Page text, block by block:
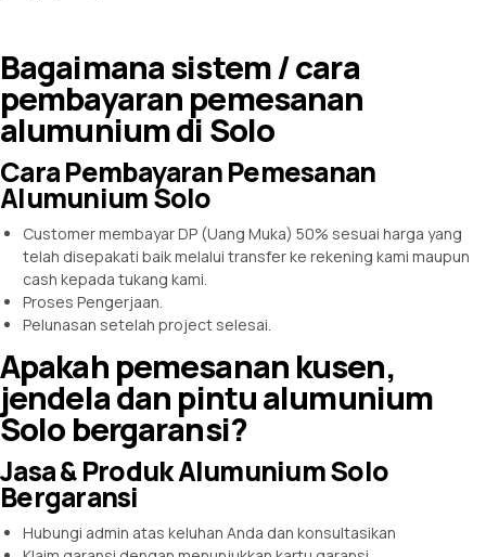
Bagaimana sistem / cara
pembayaran pemesanan
alumunium di Solo
Cara Pembayaran Pemesanan
Alumunium Solo
Customer membayar DP (Uang Muka) 50% sesuai harga yang
telah disepakati baik melalui transfer ke rekening kami maupun
cash kepada tukang kami.
Proses Pengerjaan.
Pelunasan setelah project selesai.
Apakah pemesanan kusen,
jendela dan pintu alumunium
Solo bergaransi?
Jasa & Produk Alumunium Solo
Bergaransi
Hubungi admin atas keluhan Anda dan konsultasikan